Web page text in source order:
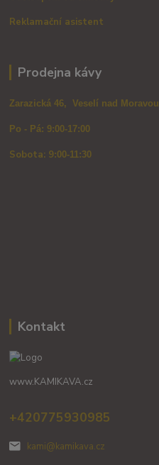
Reklamační asistent
Prodejna kávy
Zarazická 46, Veselí nad Moravou
Po - Pá: 9:00-17:00
Sobota: 9:00-11:30
Kontakt
www.KAMIKAVA.cz
+420775930985
kami@kamikava.cz